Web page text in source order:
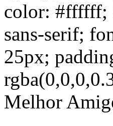
color: #ffffff;
sans-serif;
25px;
Melhor